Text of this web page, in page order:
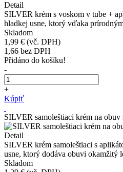
Detail
SILVER krém s voskom v tube +
hladkej usne, ktorý vďaka
Skladom
1,99 € (vč. DPH)
1,66 bez DPH
Přidáno do košíku!
-
+
Kúpiť
SILVER samoleštiaci krém na
Detail
SILVER krém samoleštiaci s
usne, ktorý dodáva obuvi okamžitý
Skladom